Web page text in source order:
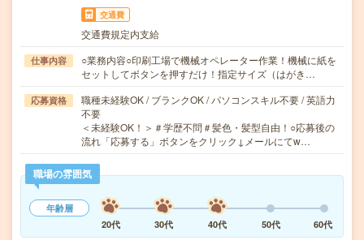
交通費
交通費規定内支給
仕事内容
○業務内容○印刷工場で機械オペレーター作業！機械に紙を
セットしてボタンを押すだけ！指定サイズ（はがき…
応募資格
職種未経験OK / ブランクOK / パソコンスキル不要 / 英語力
不要
＜未経験OK！＞＃学歴不問＃髪色・髪型自由！○応募後の
流れ「応募する」ボタンをクリック↓メールにてw…
職場の雰囲気
年齢層
20代
30代 40代 50代 60代